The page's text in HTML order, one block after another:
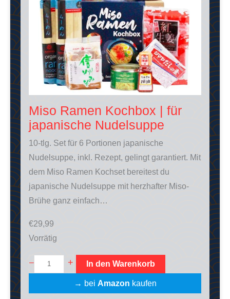
Miso Ramen Kochbox | für
japanische Nudelsuppe
10-tlg. Set für 6 Portionen japanische
Nudelsuppe, inkl. Rezept, gelingt garantiert. Mit
dem Miso Ramen Kochset bereitest du
japanische Nudelsuppe mit herzhafter Miso-
Brühe ganz einfach…
€29,99
Vorrätig
–
M
i
+ In den Warenkorb
→ bei Amazon kaufen